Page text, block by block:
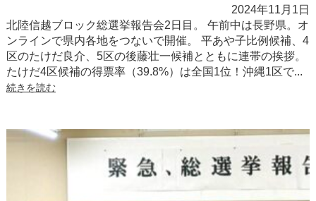
2024年11月1日
北陸信越ブロック総選挙報告会2日目。 午前中は長野県。オ
ンラインで県内各地をつないで開催。 平あや子比例候補、4
区のたけだ良介、5区の後藤壮一候補とともに連帯の挨拶。
たけだ4区候補の得票率（39.8%）は全国1位！沖縄1区で...
続きを読む